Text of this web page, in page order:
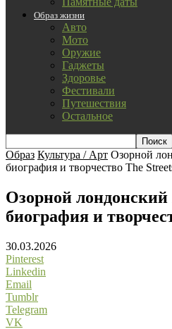
Образ жизни
Авто
Мото
Оружие
Гаджеты
Здоровье
Фестивали
Путешествия
Остальное
Образ Культура / Арт Озорной
биография и творчество The
Озорной лондонский
биография и
30.03.2026
Pinterest
Linkedin
Email
Tumblr
Telegram
VK